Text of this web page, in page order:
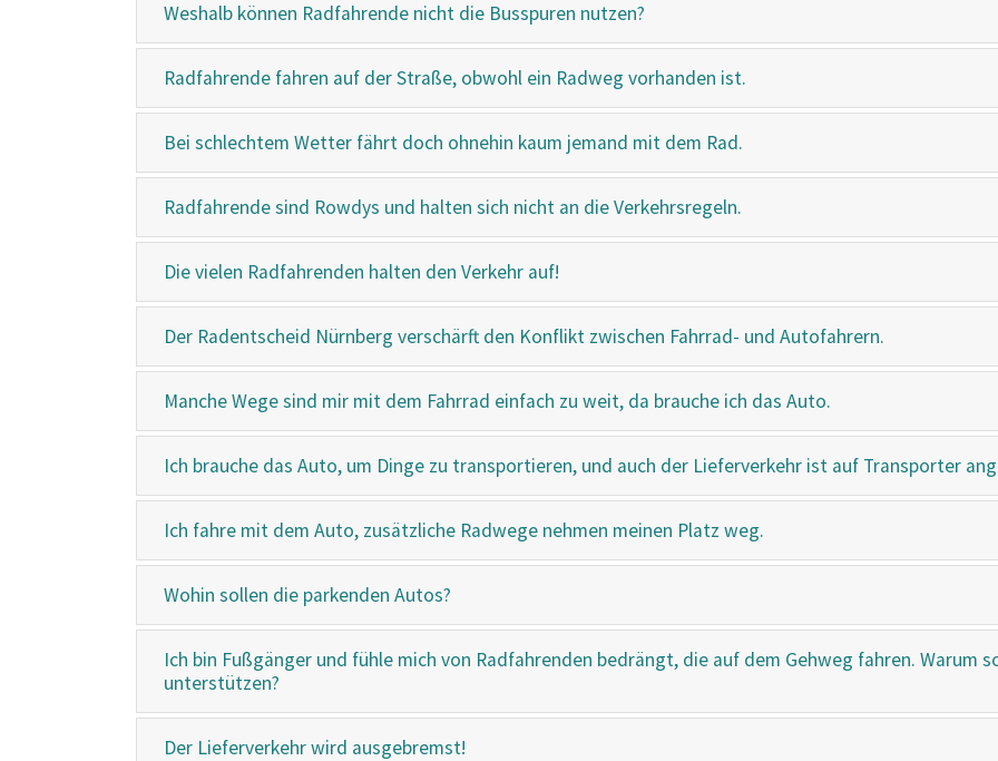
Weshalb können Radfahrende nicht die Busspuren nutzen?
Radfahrende fahren auf der Straße, obwohl ein Radweg vorhanden ist.
Bei schlechtem Wetter fährt doch ohnehin kaum jemand mit dem Rad.
Radfahrende sind Rowdys und halten sich nicht an die Verkehrsregeln.
Die vielen Radfahrenden halten den Verkehr auf!
Der Radentscheid Nürnberg verschärft den Konflikt zwischen Fahrrad- und Autofahrern.
Manche Wege sind mir mit dem Fahrrad einfach zu weit, da brauche ich das Auto.
Ich brauche das Auto, um Dinge zu transportieren, und auch der Lieferverkehr ist auf Transporter
Ich fahre mit dem Auto, zusätzliche Radwege nehmen meinen Platz weg.
Wohin sollen die parkenden Autos?
Ich bin Fußgänger und fühle mich von Radfahrenden bedrängt, die auf dem Gehweg fahren. Warum
unterstützen?
Der Lieferverkehr wird ausgebremst!